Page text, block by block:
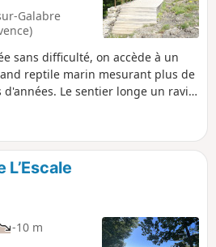
Galabre
sans difficulté, on accède à un
reptile marin mesurant plus de
Le sentier longe un ravin
hêtres, jusqu'au Col du Jas. Le
200 m après le col.
L’Escale
-10 m